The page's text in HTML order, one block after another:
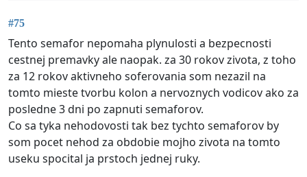
#75
Tento semafor nepomaha plynulosti a bezpecnosti
cestnej premavky ale naopak. za 30 rokov zivota, z toho
za 12 rokov aktivneho soferovania som nezazil na
tomto mieste tvorbu kolon a nervoznych vodicov ako za
posledne 3 dni po zapnuti semaforov.
Co sa tyka nehodovosti tak bez tychto semaforov by
som pocet nehod za obdobie mojho zivota na tomto
useku spocital ja prstoch jednej ruky.